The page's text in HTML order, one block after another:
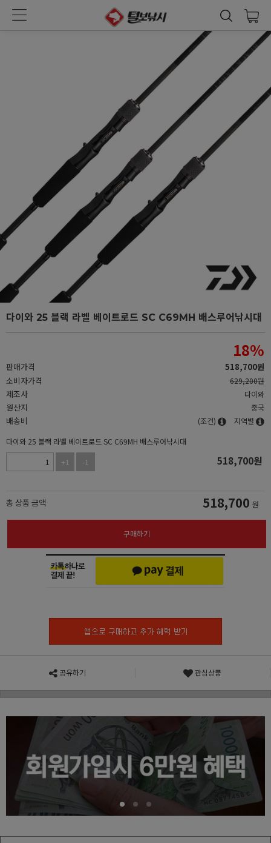
다이와 25 블랙 라벨 베이트로드 SC C69MH 배스루어낚시대
판매가격
18%
518,700원
소비자가격
629,200원
제조사 다이와
원산지 중국
배송비 (조건)
지역별
다이와 25 블랙 라벨 베이트로드 SC C69MH 배스루어낚시대
+1
-1 518,700원
총 상품 금액 518,700 원
구매하기
공유하기 관심상품